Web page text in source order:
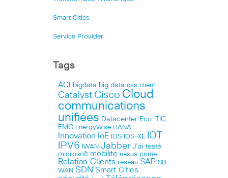
Smart Cities
Service Provider
Tags
ACI bigdata big data cas client
Catalyst Cisco Cloud
communications
unifiées Datacenter Eco-TIC
EMC EnergyWise HANA
Innovation IoE IOS IOS-XE IOT
IPV6 IWAN Jabber J’ai testé
microsoft mobilite nexus prime
Relation Clients réseau SAP SD-
WAN SDN Smart Cities